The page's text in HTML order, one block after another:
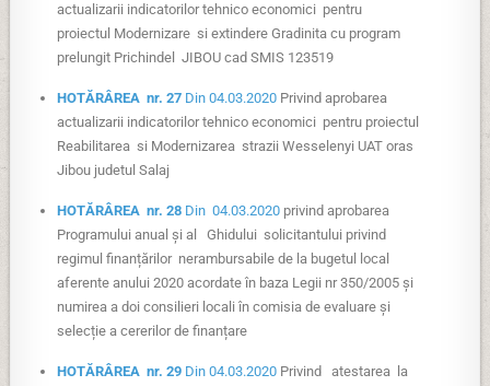
actualizarii indicatorilor tehnico economici pentru
proiectul Modernizare si extindere Gradinita cu program
prelungit Prichindel JIBOU cad SMIS 123519
HOTĂRÂREA nr. 27 Din 04.03.2020 Privind aprobarea
actualizarii indicatorilor tehnico economici pentru proiectul
Reabilitarea si Modernizarea strazii Wesselenyi UAT oras
Jibou judetul Salaj
HOTĂRÂREA nr. 28 Din 04.03.2020 privind aprobarea
Programului anual și al Ghidului solicitantului privind
regimul finanțărilor nerambursabile de la bugetul local
aferente anului 2020 acordate în baza Legii nr 350/2005 și
numirea a doi consilieri locali în comisia de evaluare și
selecție a cererilor de finanțare
HOTĂRÂREA nr. 29 Din 04.03.2020 Privind atestarea la